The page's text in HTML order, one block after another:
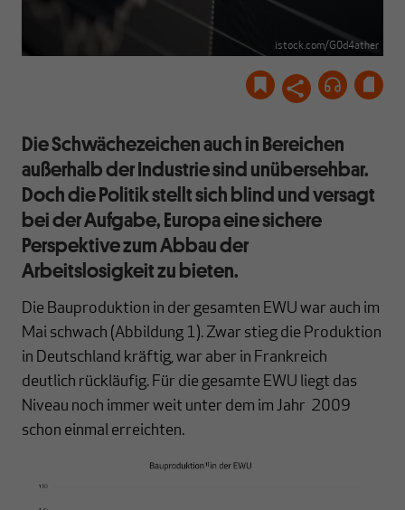
istock.com/G0d4ather
Die Schwächezeichen auch in Bereichen
außerhalb der Industrie sind unübersehbar.
Doch die Politik stellt sich blind und versagt
bei der Aufgabe, Europa eine sichere
Perspektive zum Abbau der
Arbeitslosigkeit zu bieten.
Die Bauproduktion in der gesamten EWU war auch im
Mai schwach (Abbildung 1). Zwar stieg die Produktion
in Deutschland kräftig, war aber in Frankreich
deutlich rückläufig. Für die gesamte EWU liegt das
Niveau noch immer weit unter dem im Jahr 2009
schon einmal erreichten.